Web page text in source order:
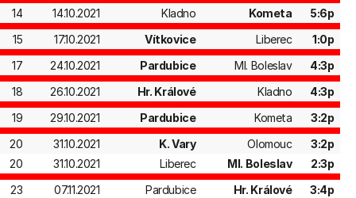
14
14.10.2021 Kladno Kometa
5:6p
15
17.10.2021 Vítkovice Liberec
1:0p
17
24.10.2021 Pardubice Ml. Boleslav
4:3p
18
26.10.2021 Hr. Králové Kladno
4:3p
19
29.10.2021 Pardubice Kometa
3:2p
20
31.10.2021 K. Vary Olomouc
3:2p
20
31.10.2021 Liberec Ml. Boleslav
2:3p
23
07.11.2021 Pardubice Hr. Králové
3:4p